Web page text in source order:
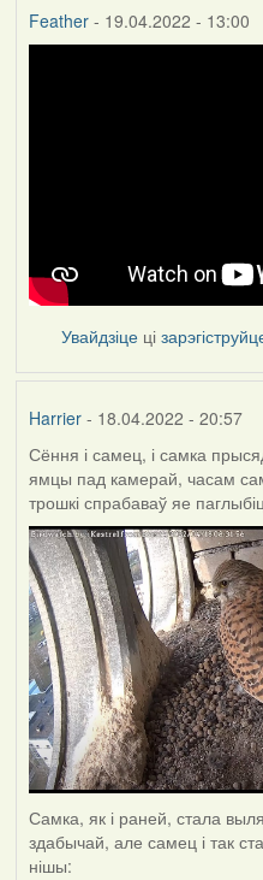
Feather- 19.04.2022 - 13:00
Увайдзіце ці
Harrier- 18.04.2022 - 20:57
Сёння і самец, і самка
ямцы пад камерай, часам
трошкі спрабаваў яе
Самка, як і раней, стала
здабычай, але самец і так
нішы: